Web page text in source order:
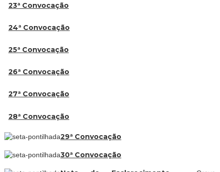
23ª Convocação
24ª Convocação
25ª Convocação
26ª Convocação
27ª Convocação
28ª Convocação
29ª Convocação
30ª Convocação